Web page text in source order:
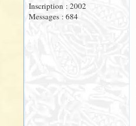
Inscription : 2002
Messages : 684